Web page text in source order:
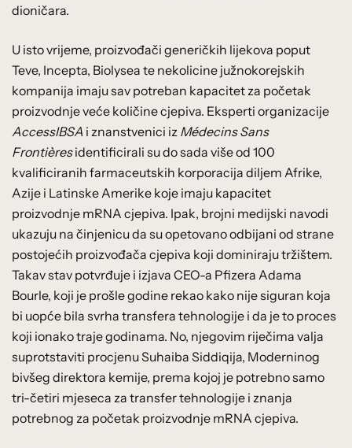
dioničara.
U isto vrijeme, proizvođači generičkih lijekova poput
Teve, Incepta, Biolysea te nekolicine južnokorejskih
kompanija imaju sav potreban kapacitet za početak
proizvodnje veće količine cjepiva. Eksperti organizacije
AccessIBSA i znanstvenici iz Médecins Sans
Frontièresidentificirali su do sada više od 100
kvalificiranih farmaceutskih korporacija diljem Afrike,
Azije i Latinske Amerike koje imaju kapacitet
proizvodnje mRNA cjepiva. Ipak, brojni medijski navodi
ukazuju na činjenicu da su opetovano odbijani od strane
postojećih proizvođača cjepiva koji dominiraju tržištem.
Takav stav potvrđuje i izjava CEO-a Pfizera Adama
Bourle, koji je prošle godine rekao kako nije siguran koja
bi uopće bila svrha transfera tehnologije i da je to proces
koji ionako traje godinama. No, njegovim riječima valja
suprotstaviti procjenu Suhaiba Siddiqija, Moderninog
bivšeg direktora kemije, prema kojoj je potrebno samo
tri-četiri mjeseca za transfer tehnologije i znanja
potrebnog za početak proizvodnje mRNA cjepiva.